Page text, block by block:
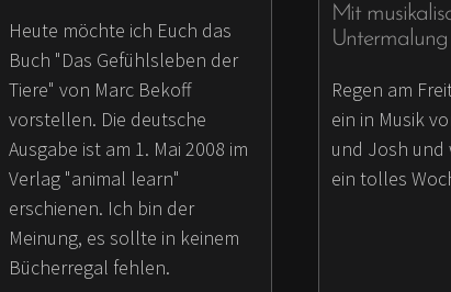
Heute möchte ich Euch das
Buch "Das Gefühlsleben der
Tiere" von Marc Bekoff
vorstellen. Die deutsche
Ausgabe ist am 1. Mai 2008 im
Verlag "animal learn"
erschienen. Ich bin der
Meinung, es sollte in keinem
Bücherregal fehlen.
Mit
Untermalung
Regen am
ein in Musik
und Josh und
ein tolles